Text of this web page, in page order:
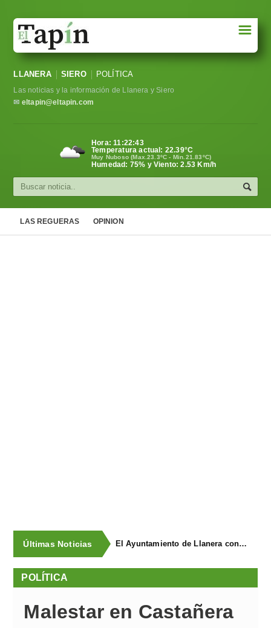
Sociedad
Política
Cultura
☰
LLANERA SIERO POLÍTICA
Las noticias y la información de Llanera y Siero
✉ eltapin@eltapin.com
Hora:11:22:44
Temperatura actual: 22.39°C
Muy Nuboso (Max.23.3ºC - Min.21.83ºC)
Humedad: 75% y Viento: 2.53 Km/h
LAS REGUERAS OPINION
Últimas Noticias El Ayuntamiento de Llanera concluye la campaña de trampeo contra la avispa asiática con la captura de 1.330 reinas
POLÍTICA
Malestar en Castañera